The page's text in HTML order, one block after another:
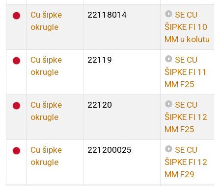
Cu šipke
okrugle
22118014
SE CU
ŠIPKE FI 10
MM u kolutu
Cu šipke
okrugle
22119
SE CU
ŠIPKE FI 11
MM F25
Cu šipke
okrugle
22120
SE CU
ŠIPKE FI 12
MM F25
Cu šipke
okrugle
221200025
SE CU
ŠIPKE FI 12
MM F29